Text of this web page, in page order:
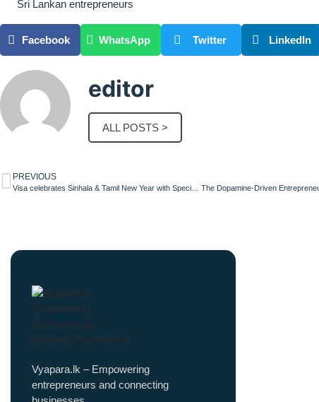
Sri Lankan entrepreneurs
Facebook WhatsApp Twitter LinkedIn
editor
ALL POSTS >
PREVIOUS
Vyapara.lk – Empowering
entrepreneurs and connecting